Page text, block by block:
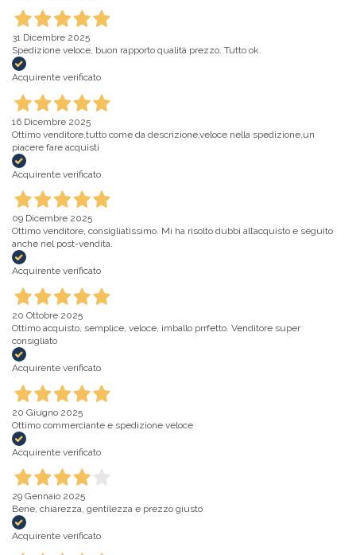
31 Dicembre 2025
Spedizione veloce, buon rapporto qualità prezzo. Tutto ok.
Acquirente verificato
16 Dicembre 2025
Ottimo venditore,tutto come da descrizione,veloce nella spedizione,un
piacere fare acquisti
Acquirente verificato
09 Dicembre 2025
Ottimo venditore, consigliatissimo. Mi ha risolto dubbi all’acquisto e seguito
anche nel post-vendita.
Acquirente verificato
20 Ottobre 2025
Ottimo acquisto, semplice, veloce, imballo prrfetto. Venditore super
consigliato
Acquirente verificato
20 Giugno 2025
Ottimo commerciante e spedizione veloce
Acquirente verificato
29 Gennaio 2025
Bene, chiarezza, gentilezza e prezzo giusto
Acquirente verificato